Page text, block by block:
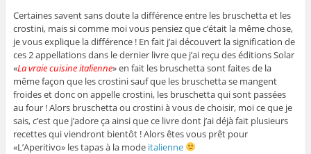
Certaines savent sans doute la différence entre les bruschetta et les
crostini, mais si comme moi vous pensiez que c’était la même chose,
je vous explique la différence ! En fait j’ai découvert la signification de
ces 2 appellations dans le dernier livre que j’ai reçu des éditions Solar
«La vraie cuisine italienne» en fait les bruschetta sont faites de la
même façon que les crostini sauf que les bruschetta se mangent
froides et donc on appelle crostini, les bruschetta qui sont passées
au four ! Alors bruschetta ou crostini à vous de choisir, moi ce que je
sais, c’est que j’adore ça ainsi que ce livre dont j’ai déjà fait plusieurs
recettes qui viendront bientôt ! Alors êtes vous prêt pour
«L’Aperitivo» les tapas à la mode italienne